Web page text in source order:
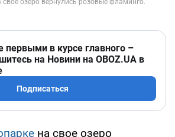
первыми в курсе главного –
на Новини на OBOZ.UA в
Подписаться
на свое озеро